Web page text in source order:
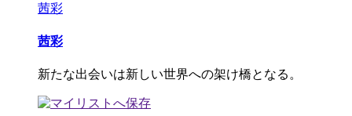
茜彩
茜彩
新たな出会いは新しい世界への架け橋となる。